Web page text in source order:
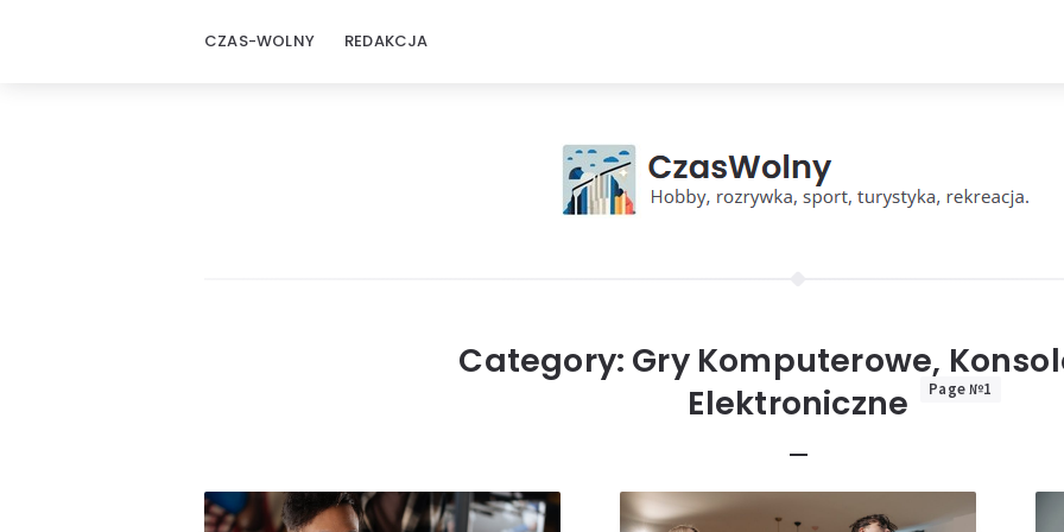
CZAS-WOLNY REDAKCJA
Category: Gry Komputerowe,
Elektroniczne
Page №1